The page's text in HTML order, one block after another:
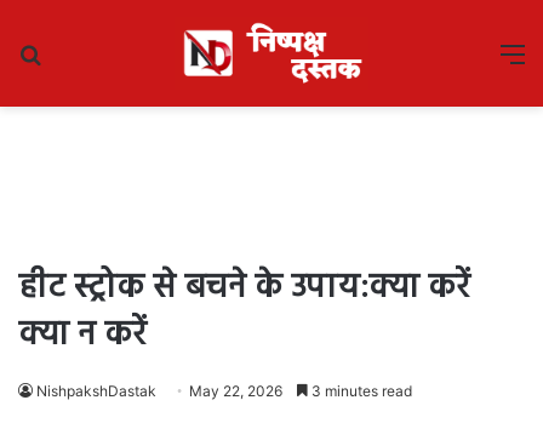
हीट स्ट्रोक से बचने के उपाय:क्या करें
क्या न करें
NishpakshDastak May 22, 2026 3 minutes read